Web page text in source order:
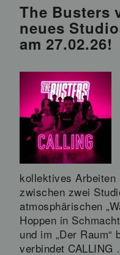
The Busters
neues
am 27.02.26!
kollektives Arbeiten
zwischen zwei
atmosphärischen
Hoppen in
und im „Der
verbindet CALLING